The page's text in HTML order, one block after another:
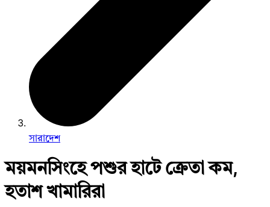
সারাদেশ
ময়মনসিংহে পশুর হাটে ক্রেতা কম,
হতাশ খামারিরা